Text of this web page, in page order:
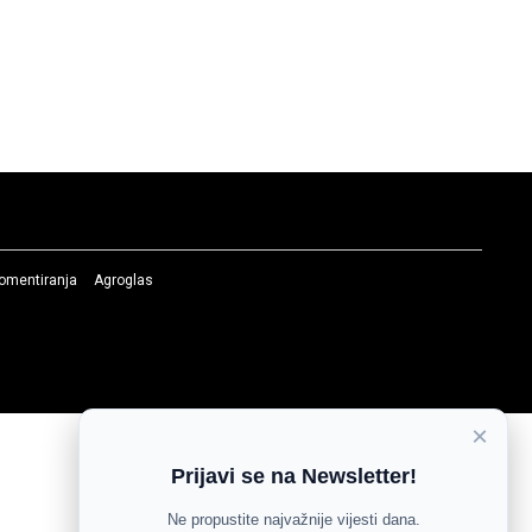
Agroglas
×
Prijavi se na Newsletter!
Ne propustite najvažnije vijesti dana.